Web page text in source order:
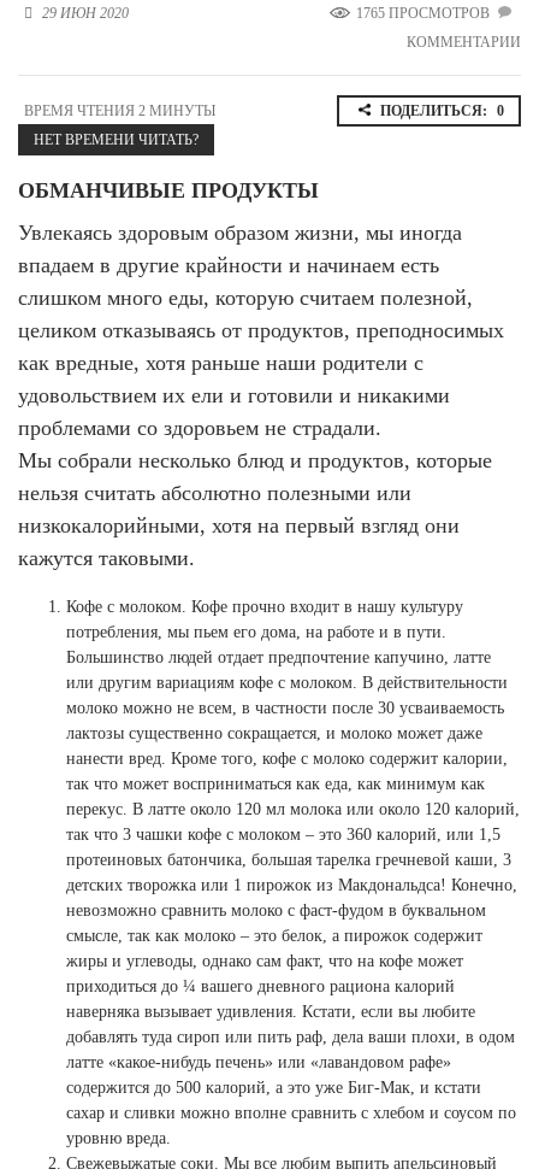
Новосибирская область (3)
Республика Башкортостан (3)
Республика Крым (1)
Республика Татарстан (2)
Ростовская область (2)
Самарская область (1)
Саратовская область (1)
Свердловская область (5)
Северная Осетия (2)
Томская область (1)
Тульская область (1)
Тюменская область (3)
Ямало-Ненецкий автономный округ (1)
Ярославская область (1)
29 ИЮН 2020
1765 ПРОСМОТРОВ
КОММЕНТАРИИ
ВРЕМЯ ЧТЕНИЯ 2 МИНУТЫ
НЕТ ВРЕМЕНИ ЧИТАТЬ?
ПОДЕЛИТЬСЯ: 0
ОБМАНЧИВЫЕ ПРОДУКТЫ
Увлекаясь здоровым образом жизни, мы иногда
впадаем в другие крайности и начинаем есть
слишком много еды, которую считаем полезной,
целиком отказываясь от продуктов, преподносимых
как вредные, хотя раньше наши родители с
удовольствием их ели и готовили и никакими
проблемами со здоровьем не страдали.
Мы собрали несколько блюд и продуктов, которые
нельзя считать абсолютно полезными или
низкокалорийными, хотя на первый взгляд они
кажутся таковыми.
Кофе с молоком. Кофе прочно входит в нашу культуру
потребления, мы пьем его дома, на работе и в пути.
Большинство людей отдает предпочтение капучино, латте
или другим вариациям кофе с молоком. В действительности
молоко можно не всем, в частности после 30 усваиваемость
лактозы существенно сокращается, и молоко может даже
нанести вред. Кроме того, кофе с молоко содержит калории,
так что может восприниматься как еда, как минимум как
перекус. В латте около 120 мл молока или около 120 калорий,
так что 3 чашки кофе с молоком – это 360 калорий, или 1,5
протеиновых батончика, большая тарелка гречневой каши, 3
детских творожка или 1 пирожок из Макдональдса! Конечно,
невозможно сравнить молоко с фаст-фудом в буквальном
смысле, так как молоко – это белок, а пирожок содержит
жиры и углеводы, однако сам факт, что на кофе может
приходиться до ¼ вашего дневного рациона калорий
наверняка вызывает удивления. Кстати, если вы любите
добавлять туда сироп или пить раф, дела ваши плохи, в одом
латте «какое-нибудь печень» или «лавандовом рафе»
содержится до 500 калорий, а это уже Биг-Мак, и кстати
сахар и сливки можно вполне сравнить с хлебом и соусом по
уровню вреда.
Свежевыжатые соки. Мы все любим выпить апельсиновый